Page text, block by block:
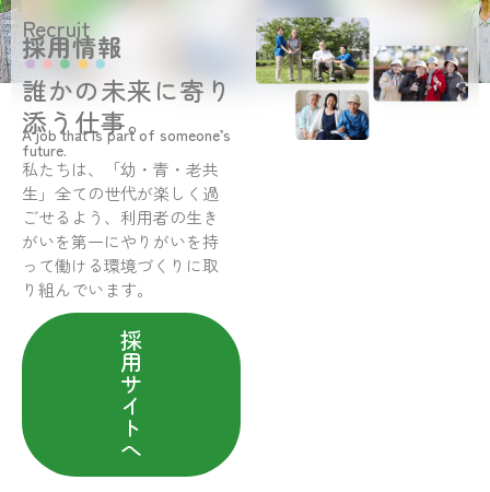
Recruit
採用情報
誰かの未来に寄り
添う仕事。
A job that is part of someone’s
future.
私たちは、「幼・青・老共
生」全ての世代が楽しく過
ごせるよう、利用者の生き
がいを第一にやりがいを持
って働ける環境づくりに取
り組んでいます。
採
用
サ
イ
ト
へ